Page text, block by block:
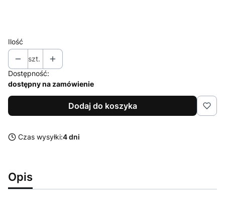
Ilość
szt.
Dostępność:
dostępny na zamówienie
Dodaj do koszyka
Czas wysyłki:4 dni
Opis